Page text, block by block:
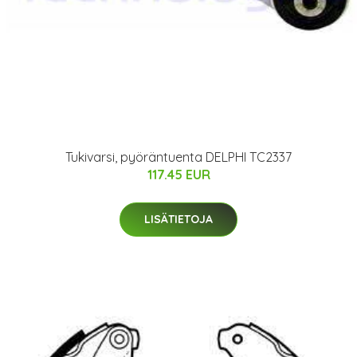
Tukivarsi, pyöräntuenta DELPHI TC2337
117.45 EUR
LISÄTIETOJA